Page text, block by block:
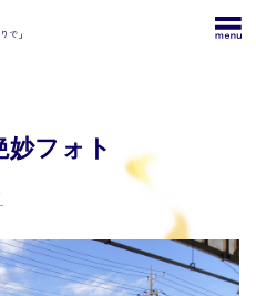
で」
フォト